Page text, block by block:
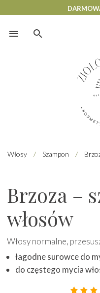
Skip
Włosy / Szampon /
Brzoza –
włosów
Włosy normalne,
łagodne surowce do
do częstego mycia